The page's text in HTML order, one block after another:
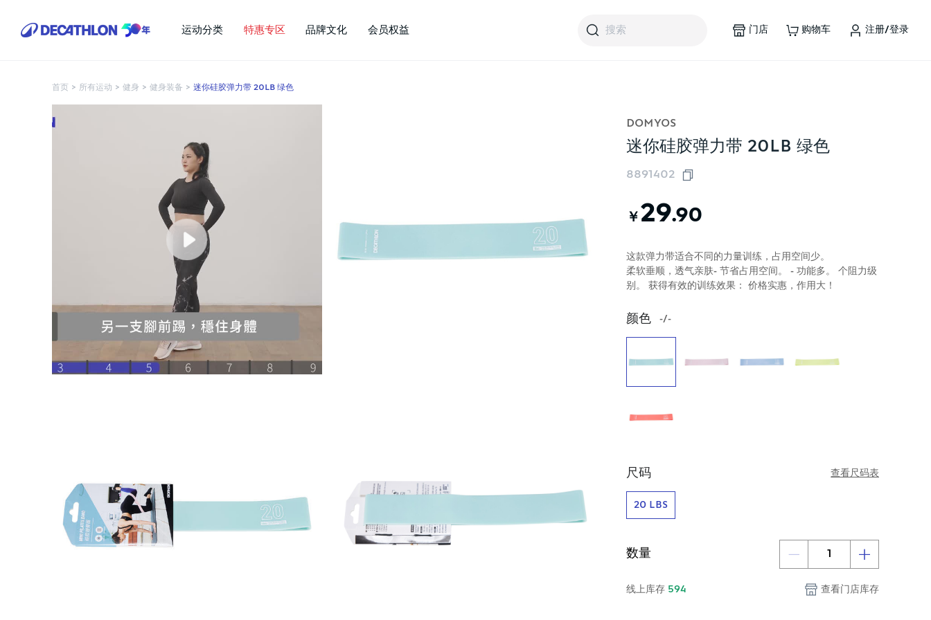
运动分类 特惠专区 品牌文化 会员权益 搜索 门店 购物车 注册/登录
首页 > 所有运动 > 健身 > 健身装备 > 迷你硅胶弹力带 20LB 绿色
DOMYOS
迷你硅胶弹力带 20LB 绿色
8891402
￥29.90
这款弹力带适合不同的力量训练，占用空间少。
柔软垂顺，透气亲肤- 节省占用空间。 - 功能多。 个阻力级
别。 获得有效的训练效果： 价格实惠，作用大！
颜色 -/-
尺码 查看尺码表
20 LBS
数量
线上库存 594 查看门店库存